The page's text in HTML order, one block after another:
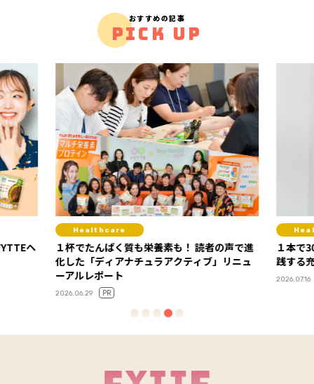
おすすめの記事
PICK UP
声で進
Healthcare
１本で30gのプロテイン！ 美姿勢コーチも実
践する充実の高たんぱくライフ
2026.07.16 PR
セミ
感！ 「FYTTEウェルネスデイ」イベントレポ
ート